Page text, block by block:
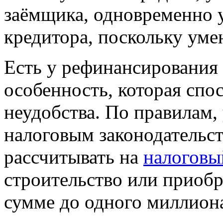
заёмщика,
кредитора, поскольку
Есть у
особенность, которая
неудобства. По
налоговым
рассчитывать на
строительство или
сумме до одного